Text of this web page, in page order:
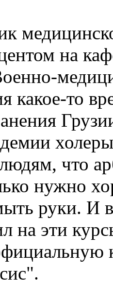
на
какое-то
что
нужно
руки. И
на эти